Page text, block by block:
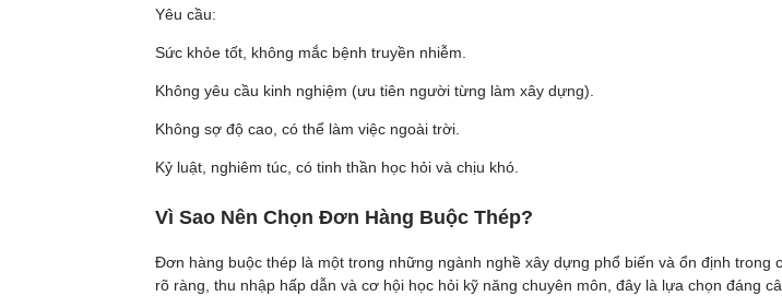
Yêu cầu:
Sức khỏe tốt, không mắc bệnh truyền nhiễm.
Không yêu cầu kinh nghiệm (ưu tiên người từng làm xây dựng).
Không sợ độ cao, có thể làm việc ngoài trời.
Kỷ luật, nghiêm túc, có tinh thần học hỏi và chịu khó.
Vì Sao Nên Chọn Đơn Hàng Buộc Thép?
Đơn hàng buộc thép là một trong những ngành nghề xây dựng phổ biến và ổn định
rõ ràng, thu nhập hấp dẫn và cơ hội học hỏi kỹ năng chuyên môn, đây là lựa chọn đáng